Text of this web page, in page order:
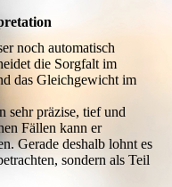
noch automatisch
die Sorgfalt im
das Gleichgewicht im
sehr präzise, tief und
Fällen kann er
Gerade deshalb lohnt es
sondern als Teil